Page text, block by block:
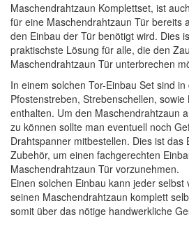
Maschendrahtzaun Komplettset, ist
für eine Maschendrahtzaun Tür bereits
den Einbau der Tür benötigt wird. Dies
praktischste Lösung für alle, die den
Maschendrahtzaun Tür unterbrechen
In einem solchen Tor-Einbau Set sind in
Pfostenstreben, Strebenschellen, sowie
enthalten. Um den Maschendrahtzaun
zu können sollte man eventuell noch
Drahtspanner mitbestellen. Dies ist das
Zubehör, um einen fachgerechten
Maschendrahtzaun Tür vorzunehmen.
Einen solchen Einbau kann jeder
seinen Maschendrahtzaun komplett
somit über das nötige handwerkliche